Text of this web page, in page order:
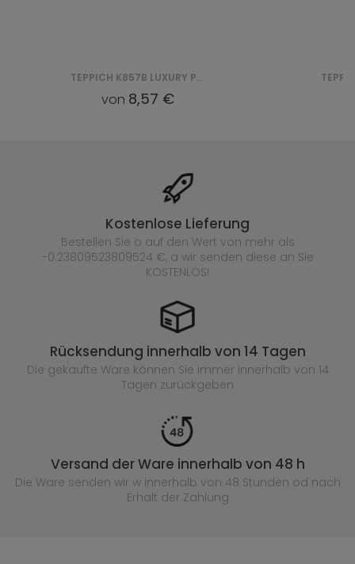
TEPPICH T237B LUXURY PP ESM - SZARY
von34,76 €
Kostenlose Lieferung
Bestellen Sie o auf den Wert von mehr als
-0.23809523809524 €, a wir senden diese an Sie
KOSTENLOS!
Rücksendung innerhalb von 14 Tagen
Die gekaufte Ware können Sie immer innerhalb von 14
Tagen zurückgeben
Versand der Ware innerhalb von 48 h
Die Ware senden wir w innerhalb von 48 Stunden od nach
Erhalt der Zahlung